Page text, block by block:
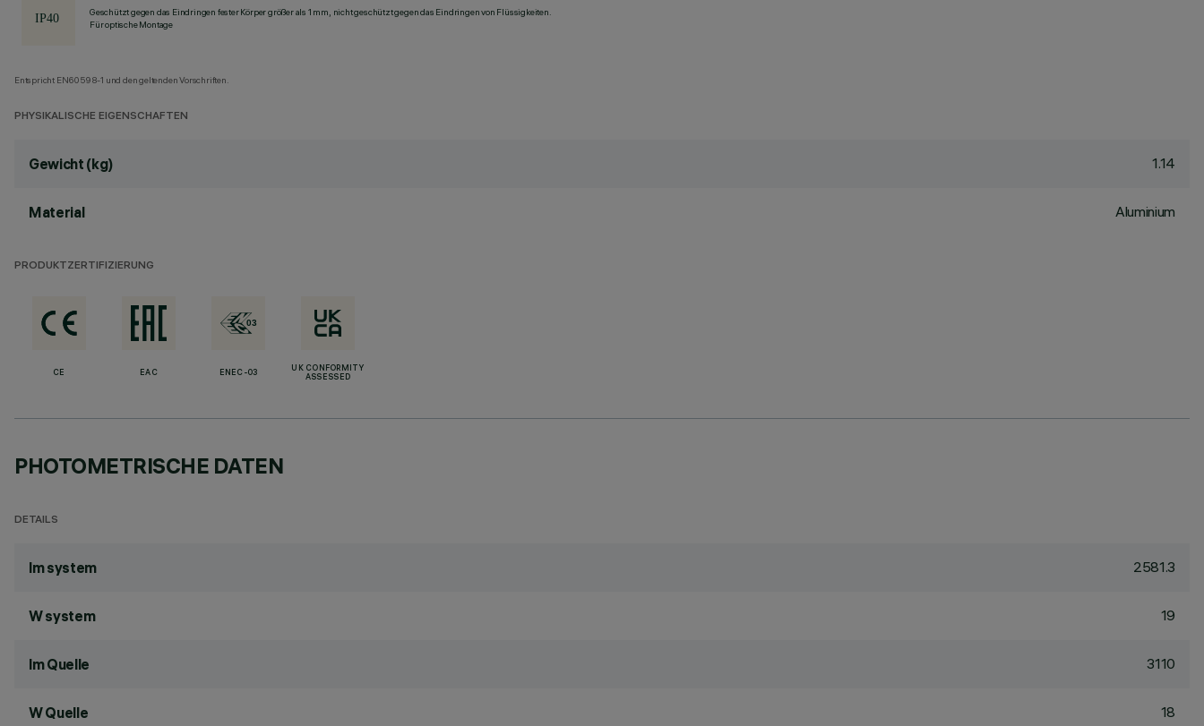
Geschützt gegen das Eindringen fester Körper größer als 1 mm, nicht geschützt gegen das Eindringen von Flüssigkeiten.
Für optische Montage
Entspricht EN60598-1 und den geltenden Vorschriften.
PHYSIKALISCHE EIGENSCHAFTEN
Gewicht (kg) 1.14
Material Aluminium
PRODUKTZERTIFIZIERUNG
CE EAC ENEC-03
UK CONFORMITY
ASSESSED
PHOTOMETRISCHE DATEN
DETAILS
lm system 2581.3
W system 19
lm Quelle 3110
W Quelle 18